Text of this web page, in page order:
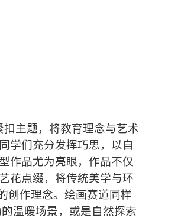
主题，将教育理念与艺术
学们充分发挥巧思，以自
作品尤为亮眼，作品不仅
花点缀，将传统美学与环
创作理念。绘画赛道同样
温暖场景，或是自然探索